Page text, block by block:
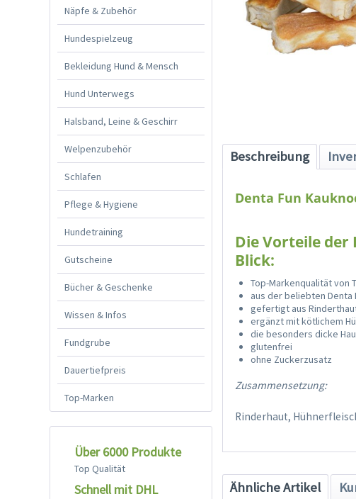
Näpfe & Zubehör
Hundespielzeug
Bekleidung Hund & Mensch
Hund Unterwegs
Halsband, Leine & Geschirr
Welpenzubehör
Schlafen
Pflege & Hygiene
Hundetraining
Gutscheine
Bücher & Geschenke
Wissen & Infos
Fundgrube
Dauertiefpreis
Top-Marken
Über 6000 Produkte
Top Qualität
Schnell mit DHL
Beschreibung
Denta Fun
Die Vorteile
Blick:
Top-Markenqualität von
aus der beliebten Denta
gefertigt aus
ergänzt mit kötlichem
die besonders dicke
glutenfrei
ohne Zuckerzusatz
Zusammensetzung:
Rinderhaut,
Ähnliche Artikel